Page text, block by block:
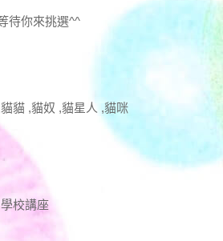
待你來挑選^^
貓 ,貓奴 ,貓星人 ,貓咪
校講座